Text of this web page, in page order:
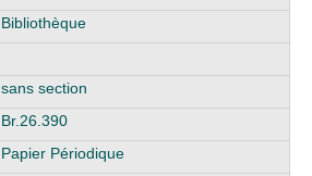
Bibliothèque
sans section
Br.26.390
Papier Périodique